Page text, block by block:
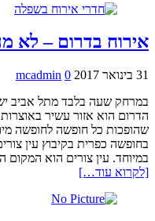
אירוח בדרום – לא
31 בינואר 2017 mcadmin 0
במרחק שעה בלבד מתל אביב
הדרום הוא אזור עשיר באוצרות
שהופכות כל חופשה לחופשה
בחופשה כפרית בקיבוץ עין
במיוחד. עין צורים הוא המקום
[לקרוא עוד…]